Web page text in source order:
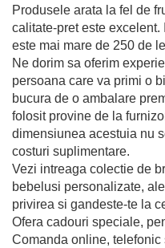
Produsele arata la fel de
calitate-pret este
este mai mare de 250 de
Ne dorim sa oferim
persoana care va primi o
bucura de o ambalare
folosit provine de la
dimensiunea acestuia nu
costuri suplimentare.
Vezi intreaga colectie de
bebelusi personalizate,
privirea si gandeste-te la
Ofera cadouri speciale,
Comanda online,